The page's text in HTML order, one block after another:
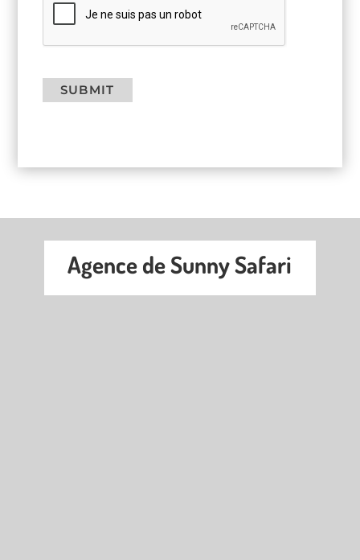
SUBMIT
Agence de Sunny Safari